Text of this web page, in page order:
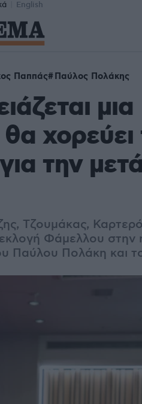
English
Παππάς Παύλος Πολάκης
μια
την
Τζουμάκας,
Φάμελλου στην
Παύλου Πολάκη και